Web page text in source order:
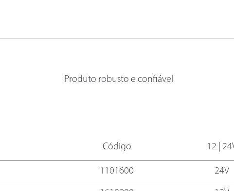
Produto robusto e confiável
1101600 24V
Código 12 |